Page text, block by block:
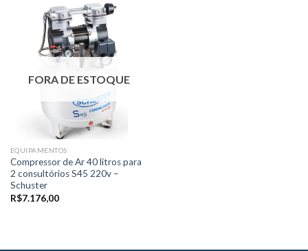
FORA DE ESTOQUE
EQUIPAMENTOS
Compressor de Ar 40 litros para
2 consultórios S45 220v –
Schuster
R$7.176,00